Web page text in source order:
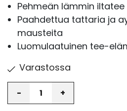
Pehmeän lämmin iltatee
Paahdettua tattaria ja
mausteita
Luomulaatuinen tee-
Varastossa